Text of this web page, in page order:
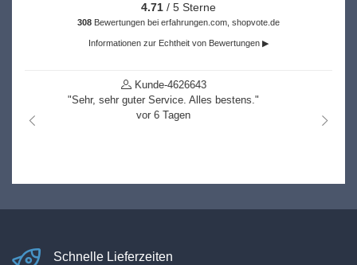
4.71 / 5 Sterne
308 Bewertungen bei erfahrungen.com, shopvote.de
Informationen zur Echtheit von Bewertungen ▶
Kunde-4851719
"k.A."
vor 55 Tagen
nach links
nach
Schnelle Lieferzeiten